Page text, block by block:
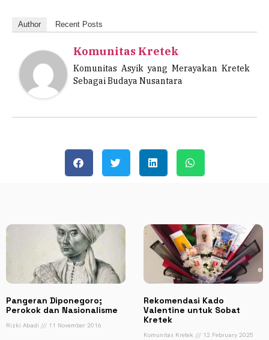
Author Recent Posts
Komunitas Kretek
Komunitas Asyik yang Merayakan Kretek
Sebagai Budaya Nusantara
Pangeran Diponegoro;
Perokok dan Nasionalisme
Rizki Abadi 11 November 2016
Rekomendasi Kado
Valentine untuk Sobat
Kretek
Komunitas Kretek 12 February 2025